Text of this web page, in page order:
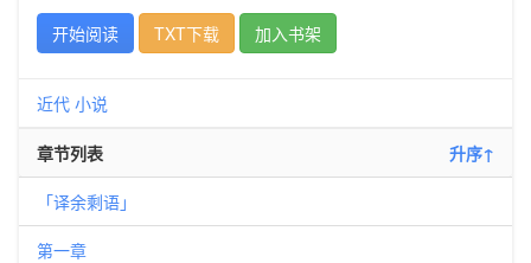
开始阅读
TXT下载 加入书架
近代 小说
章节列表 升序↑
「译余剩语」
第一章